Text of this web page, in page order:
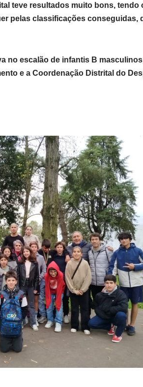
teve resultados muito bons, tendo
pelas classificações conseguidas,
no escalão de infantis B
e a Coordenação Distrital do